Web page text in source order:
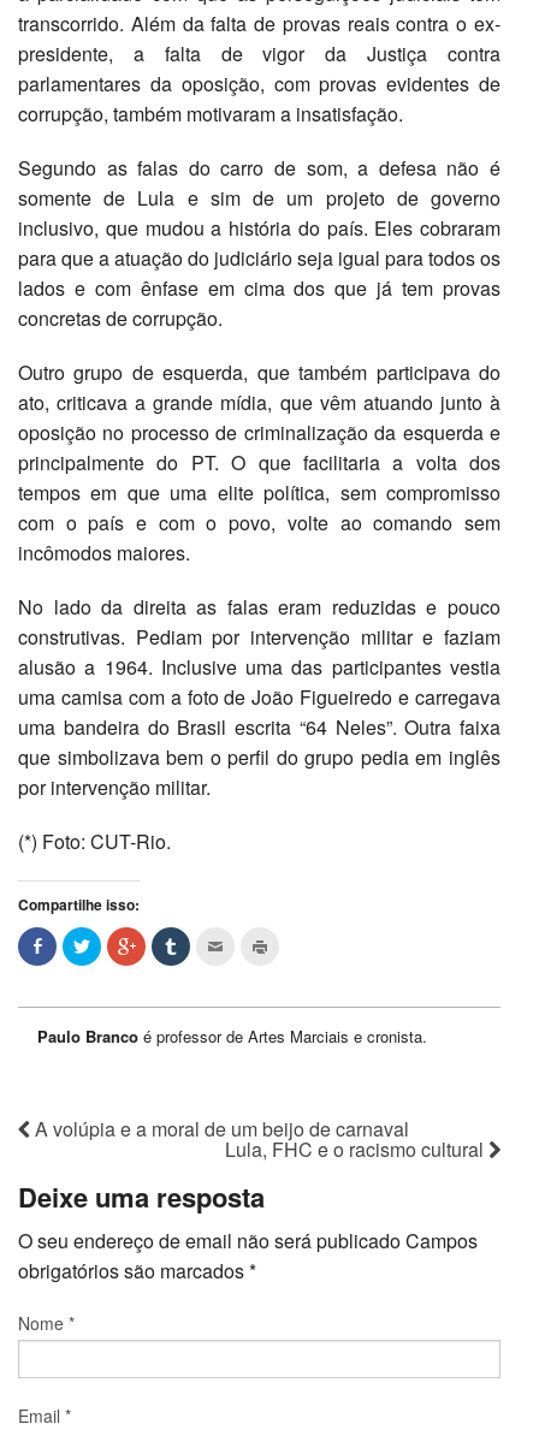
transcorrido. Além da falta de provas reais contra o ex-
presidente, a falta de vigor da Justiça contra
parlamentares da oposição, com provas evidentes de
corrupção, também motivaram a insatisfação.
Segundo as falas do carro de som, a defesa não é
somente de Lula e sim de um projeto de governo
inclusivo, que mudou a história do país. Eles cobraram
para que a atuação do judiciário seja igual para todos os
lados e com ênfase em cima dos que já tem provas
concretas de corrupção.
Outro grupo de esquerda, que também participava do
ato, criticava a grande mídia, que vêm atuando junto à
oposição no processo de criminalização da esquerda e
principalmente do PT. O que facilitaria a volta dos
tempos em que uma elite política, sem compromisso
com o país e com o povo, volte ao comando sem
incômodos maiores.
No lado da direita as falas eram reduzidas e pouco
construtivas. Pediam por intervenção militar e faziam
alusão a 1964. Inclusive uma das participantes vestia
uma camisa com a foto de João Figueiredo e carregava
uma bandeira do Brasil escrita “64 Neles”. Outra faixa
que simbolizava bem o perfil do grupo pedia em inglês
por intervenção militar.
(*) Foto: CUT-Rio.
Compartilhe isso:
Paulo Branco é professor de Artes Marciais e cronista.
A volúpia e a moral de um beijo de carnaval
Lula, FHC e o racismo cultural
Deixe uma resposta
O seu endereço de email não será publicadoCampos
obrigatórios são marcados*
Nome *
Email *